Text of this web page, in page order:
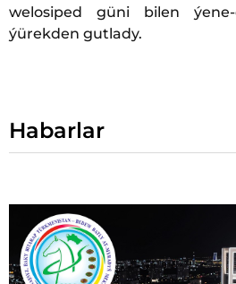
welosiped güni bilen
ýürekden gutlady.
Habarlar